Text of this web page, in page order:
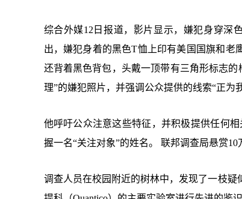
综合外媒12日报道，影片显示，嫌犯身穿深
出，嫌犯身着的黑色T恤上印有美国国旗和老
还背着黑色背包，头戴一顶带有三角形标志的
理”的嫌犯照片，并强调公众提供的线索“正为
他呼吁公众注意这些特征，并积极提供任何
握一名“关注对象”的姓名。 联邦调查局悬赏
调查人员在校园附近的树林中，发现了一枝